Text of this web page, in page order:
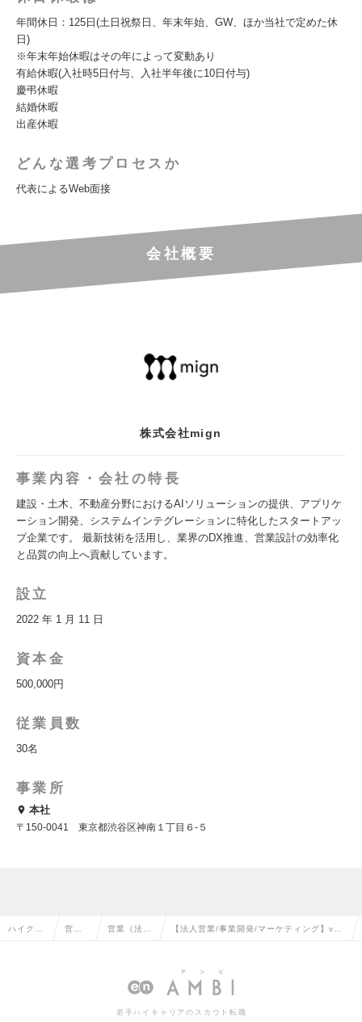
年間休日：125日(土日祝祭日、年末年始、GW、ほか当社で定めた休
日)
※年末年始休暇はその年によって変動あり
有給休暇(入社時5日付与、入社半年後に10日付与)
慶弔休暇
結婚休暇
出産休暇
どんな選考プロセスか
代表によるWeb面接
会社概要
株式会社mign
事業内容・会社の特長
建設・土木、不動産分野におけるAIソリューションの提供、アプリケ
ーション開発、システムインテグレーションに特化したスタートアッ
プ企業です。 最新技術を活用し、業界のDX推進、営業設計の効率化
と品質の向上へ貢献しています。
設立
2022 年 1 月 11 日
資本金
500,000円
従業員数
30名
事業所
本社
〒150-0041 東京都渋谷区神南１丁目６-５
ハイクラ 営業 営業（法人 【法人営業/事業開発/マーケティング】vert
情報
若手ハイキャリアのスカウト転職